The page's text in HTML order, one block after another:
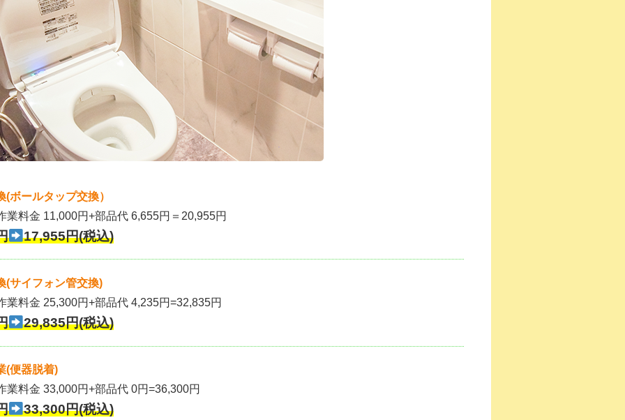
ボールタップ交換）
業料金 11,000円+部品代 6,655円＝20,955円
17,955円(税込)
(サイフォン管交換)
業料金 25,300円+部品代 4,235円=32,835円
29,835円(税込)
(便器脱着)
業料金 33,000円+部品代 0円=36,300円
33,300円(税込)